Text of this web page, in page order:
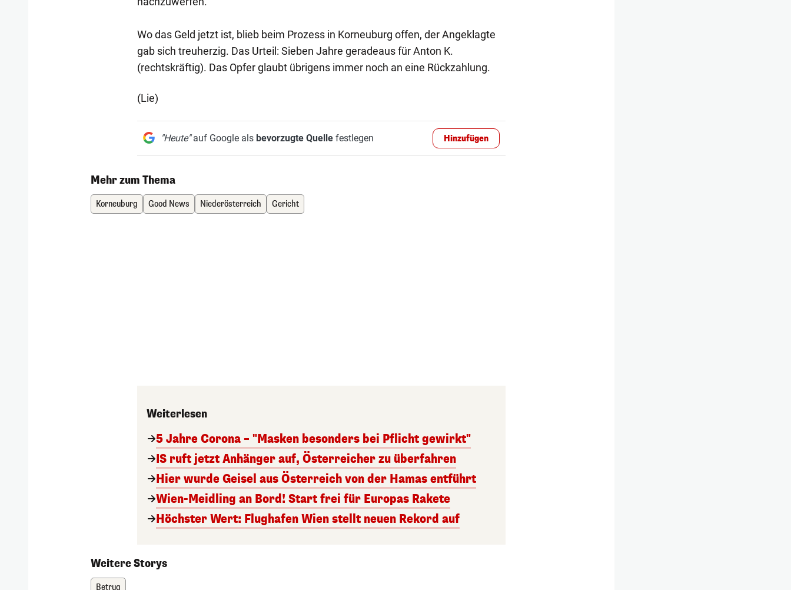
Wo das Geld jetzt ist, blieb beim Prozess in Korneuburg offen, der Angeklagte
gab sich treuherzig. Das Urteil: Sieben Jahre geradeaus für Anton K.
(rechtskräftig). Das Opfer glaubt übrigens immer noch an eine Rückzahlung.
(Lie)
"Heute"auf Google als bevorzugte Quellefestlegen Hinzufügen
Mehr zum Thema
Korneuburg Good News Niederösterreich Gericht
Weiterlesen
5 Jahre Corona – "Masken besonders bei Pflicht gewirkt"
IS ruft jetzt Anhänger auf, Österreicher zu überfahren
Hier wurde Geisel aus Österreich von der Hamas entführt
Wien-Meidling an Bord! Start frei für Europas Rakete
Höchster Wert: Flughafen Wien stellt neuen Rekord auf
Weitere Storys
Betrug